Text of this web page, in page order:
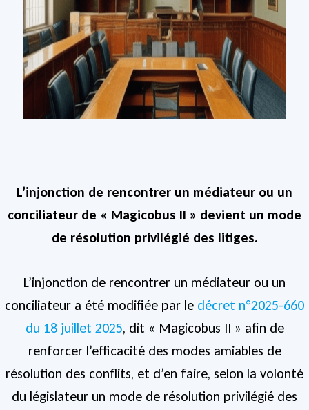
L’injonction de rencontrer un médiateur ou un
conciliateur de « Magicobus II » devient un mode
de résolution privilégié des litiges.
L’injonction de rencontrer un médiateur ou un
conciliateur a été modifiée par le décret n°2025-660
du 18 juillet 2025, dit « Magicobus II » afin de
renforcer l’efficacité des modes amiables de
résolution des conflits, et d’en faire, selon la volonté
du législateur un mode de résolution privilégié des